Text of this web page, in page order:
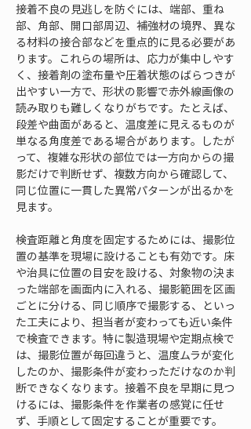
接着不良の見逃しを防ぐには、端部、重ね
部、角部、開口部周辺、補強材の境界、異な
る材料の接合部などを重点的に見る必要があ
ります。これらの場所は、応力が集中しやす
く、接着剤の塗布量や圧着状態のばらつきが
出やすい一方で、形状の影響で赤外線画像の
読み取りも難しくなりがちです。たとえば、
段差や曲面があると、温度差に見えるものが
単なる角度差である場合があります。したが
って、複雑な形状の部位では一方向からの撮
影だけで判断せず、複数方向から確認して、
同じ位置に一貫した異常パターンが出るかを
見ます。
検査距離と角度を固定するためには、撮影位
置の基準を現場に設けることも有効です。床
や治具に位置の目安を設ける、対象物の決ま
った端部を画面内に入れる、撮影範囲を区画
ごとに分ける、同じ順序で撮影する、といっ
た工夫により、担当者が変わっても近い条件
で検査できます。特に製造現場や定期点検で
は、撮影位置が毎回違うと、温度ムラが変化
したのか、撮影条件が変わっただけなのか判
断できなくなります。接着不良を早期に見つ
けるには、撮影条件を作業者の感覚に任せ
ず、手順として固定することが重要です。